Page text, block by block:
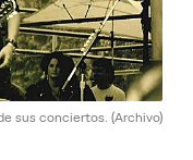
sus conciertos. (Archivo)